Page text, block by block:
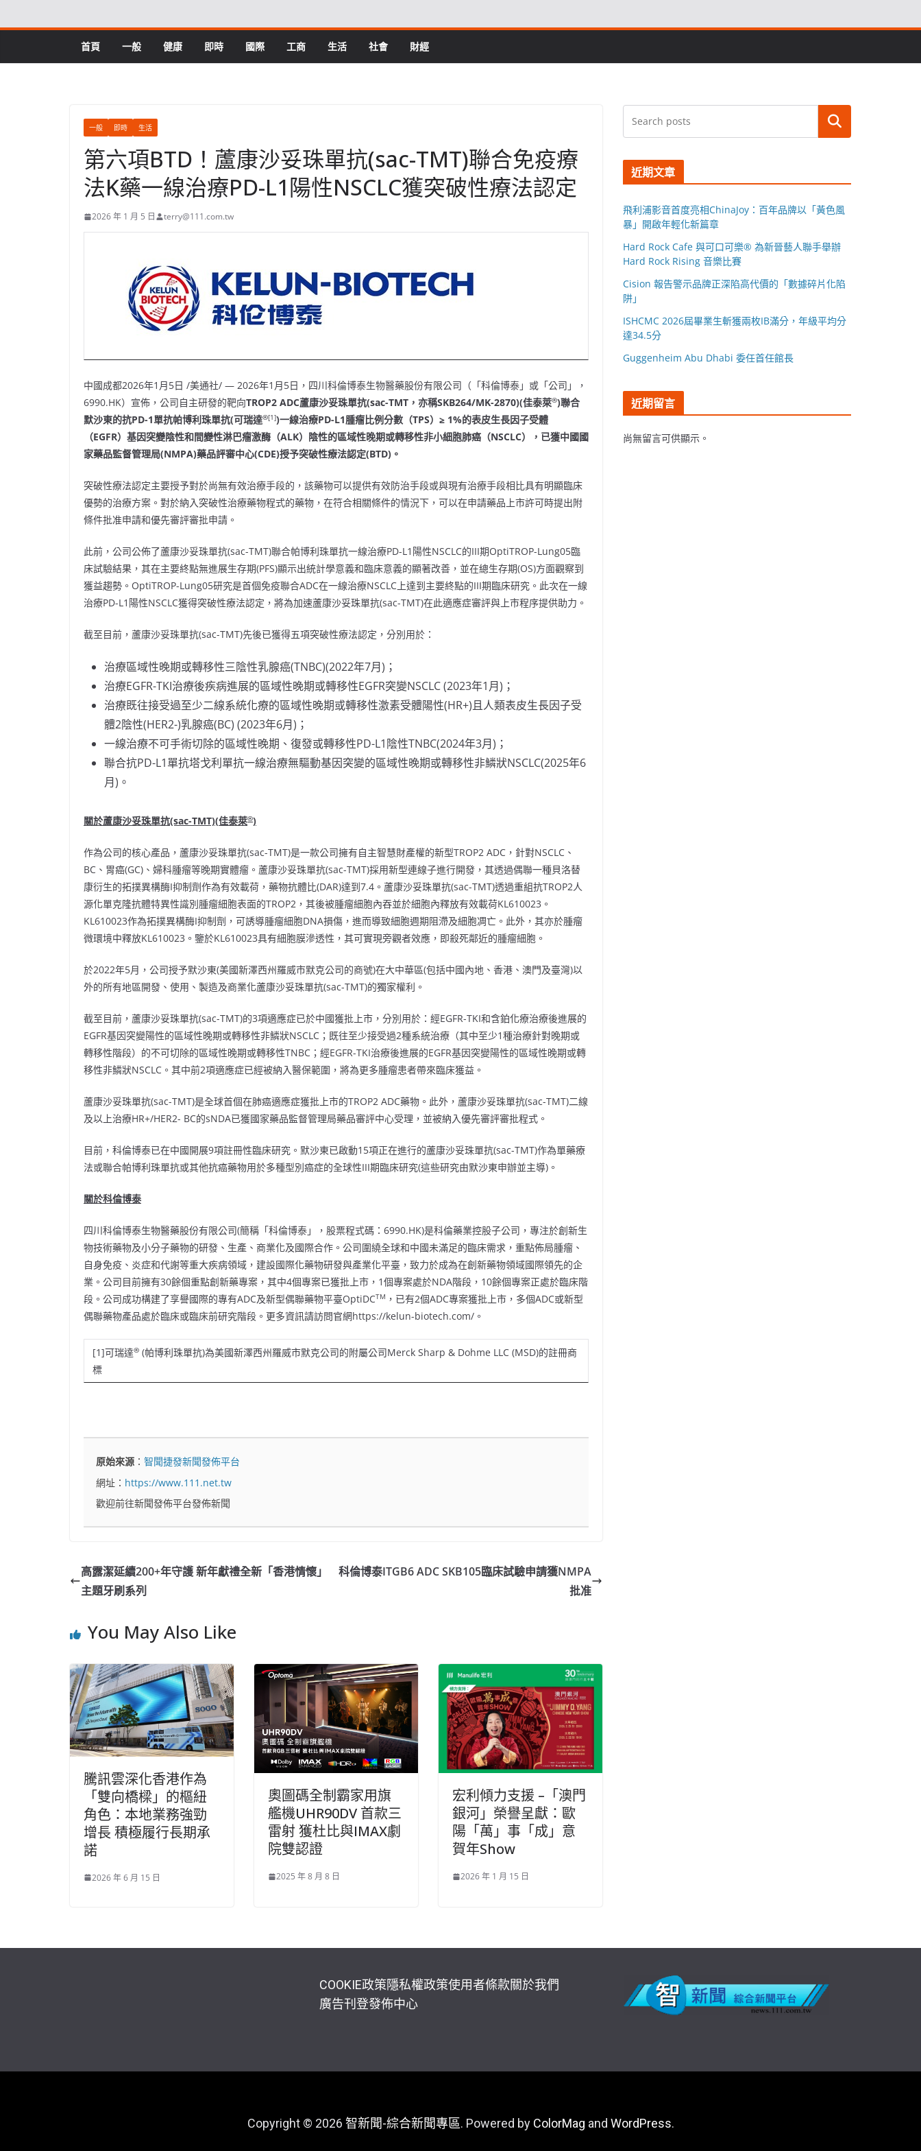
to
首頁 一般 健康 即時 國際 工商 生活 社會 財經
一般 即時 生活
第六項BTD！蘆康沙妥珠單抗(sac-TMT)聯合免疫療
法K藥一線治療PD-L1陽性NSCLC獲突破性療法認定
2026 年 1 月 5 日 terry@111.com.tw
中國成都2026年1月5日 /美通社/ — 2026年1月5日，四川科倫博泰生物醫藥股份有限公司（「科倫博泰」或「公司」，
6990.HK）宣佈，公司自主研發的靶向TROP2 ADC蘆康沙妥珠單抗(sac-TMT ，亦稱SKB264/MK-2870)(佳泰萊®)聯合
默沙東的抗PD-1單抗帕博利珠單抗(可瑞達®[1])一線治療PD-L1腫瘤比例分數（TPS）≥ 1%的表皮生長因子受體
（EGFR）基因突變陰性和間變性淋巴瘤激酶（ALK）陰性的區域性晚期或轉移性非小細胞肺癌（NSCLC），已獲中國國
家藥品監督管理局(NMPA)藥品評審中心(CDE)授予突破性療法認定(BTD) 。
突破性療法認定主要授予對於尚無有效治療手段的，該藥物可以提供有效防治手段或與現有治療手段相比具有明顯臨床
優勢的治療方案。對於納入突破性治療藥物程式的藥物，在符合相關條件的情況下，可以在申請藥品上市許可時提出附
條件批准申請和優先審評審批申請。
此前，公司公佈了蘆康沙妥珠單抗(sac-TMT)聯合帕博利珠單抗一線治療PD-L1陽性NSCLC的III期OptiTROP-Lung05臨
床試驗結果，其在主要終點無進展生存期(PFS)顯示出統計學意義和臨床意義的顯著改善，並在總生存期(OS)方面觀察到
獲益趨勢。OptiTROP-Lung05研究是首個免疫聯合ADC在一線治療NSCLC上達到主要終點的III期臨床研究。此次在一線
治療PD-L1陽性NSCLC獲得突破性療法認定，將為加速蘆康沙妥珠單抗(sac-TMT)在此適應症審評與上市程序提供助力。
截至目前，蘆康沙妥珠單抗(sac-TMT)先後已獲得五項突破性療法認定，分別用於：
治療區域性晚期或轉移性三陰性乳腺癌(TNBC)(2022年7月)；
治療EGFR-TKI治療後疾病進展的區域性晚期或轉移性EGFR突變NSCLC (2023年1月)；
治療既往接受過至少二線系統化療的區域性晚期或轉移性激素受體陽性(HR+)且人類表皮生長因子受
體2陰性(HER2-)乳腺癌(BC) (2023年6月)；
一線治療不可手術切除的區域性晚期、復發或轉移性PD-L1陰性TNBC(2024年3月)；
聯合抗PD-L1單抗塔戈利單抗一線治療無驅動基因突變的區域性晚期或轉移性非鱗狀NSCLC(2025年6
月)。
關於蘆康沙妥珠單抗(sac-TMT)(佳泰萊®)
作為公司的核心產品，蘆康沙妥珠單抗(sac-TMT)是一款公司擁有自主智慧財產權的新型TROP2 ADC，針對NSCLC、
BC、胃癌(GC)、婦科腫瘤等晚期實體瘤。蘆康沙妥珠單抗(sac-TMT)採用新型連線子進行開發，其透過偶聯一種貝洛替
康衍生的拓撲異構酶I抑制劑作為有效載荷，藥物抗體比(DAR)達到7.4。蘆康沙妥珠單抗(sac-TMT)透過重組抗TROP2人
源化單克隆抗體特異性識別腫瘤細胞表面的TROP2，其後被腫瘤細胞內吞並於細胞內釋放有效載荷KL610023。
KL610023作為拓撲異構酶I抑制劑，可誘導腫瘤細胞DNA損傷，進而導致細胞週期阻滯及細胞凋亡。此外，其亦於腫瘤
微環境中釋放KL610023。鑒於KL610023具有細胞膜滲透性，其可實現旁觀者效應，即殺死鄰近的腫瘤細胞。
於2022年5月，公司授予默沙東(美國新澤西州羅威市默克公司的商號)在大中華區(包括中國內地、香港、澳門及臺灣)以
外的所有地區開發、使用、製造及商業化蘆康沙妥珠單抗(sac-TMT)的獨家權利。
截至目前，蘆康沙妥珠單抗(sac-TMT)的3項適應症已於中國獲批上市，分別用於：經EGFR-TKI和含鉑化療治療後進展的
EGFR基因突變陽性的區域性晚期或轉移性非鱗狀NSCLC；既往至少接受過2種系統治療（其中至少1種治療針對晚期或
轉移性階段）的不可切除的區域性晚期或轉移性TNBC；經EGFR-TKI治療後進展的EGFR基因突變陽性的區域性晚期或轉
移性非鱗狀NSCLC。其中前2項適應症已經被納入醫保範圍，將為更多腫瘤患者帶來臨床獲益。
蘆康沙妥珠單抗(sac-TMT)是全球首個在肺癌適應症獲批上市的TROP2 ADC藥物。此外，蘆康沙妥珠單抗(sac-TMT)二線
及以上治療HR+/HER2- BC的sNDA已獲國家藥品監督管理局藥品審評中心受理，並被納入優先審評審批程式。
目前，科倫博泰已在中國開展9項註冊性臨床研究。默沙東已啟動15項正在進行的蘆康沙妥珠單抗(sac-TMT)作為單藥療
法或聯合帕博利珠單抗或其他抗癌藥物用於多種型別癌症的全球性III期臨床研究(這些研究由默沙東申辦並主導)。
關於科倫博泰
四川科倫博泰生物醫藥股份有限公司(簡稱「科倫博泰」，股票程式碼：6990.HK)是科倫藥業控股子公司，專注於創新生
物技術藥物及小分子藥物的研發、生產、商業化及國際合作。公司圍繞全球和中國未滿足的臨床需求，重點佈局腫瘤、
自身免疫、炎症和代謝等重大疾病領域，建設國際化藥物研發與產業化平臺，致力於成為在創新藥物領域國際領先的企
業。公司目前擁有30餘個重點創新藥專案，其中4個專案已獲批上市，1個專案處於NDA階段，10餘個專案正處於臨床階
段。公司成功構建了享譽國際的專有ADC及新型偶聯藥物平臺OptiDCTM ，已有2個ADC專案獲批上市，多個ADC或新型
偶聯藥物產品處於臨床或臨床前研究階段。更多資訊請訪問官網https://kelun-biotech.com/。
[1]可瑞達® (帕博利珠單抗)為美國新澤西州羅威市默克公司的附屬公司Merck Sharp & Dohme LLC (MSD)的註冊商
標
原始來源 ：智聞捷發新聞發佈平台
網址： https://www.111.net.tw
歡迎前往新聞發佈平台發佈新聞
高露潔延續200+年守護 新年獻禮全新「香港情懷」
主題牙刷系列
科倫博泰ITGB6 ADC SKB105臨床試驗申請獲NMPA
批准
You May Also Like
騰訊雲深化香港作為
「雙向橋樑」的樞紐
角色：本地業務強勁
增長 積極履行長期承
諾
2026 年 6 月 15 日
奧圖碼全制霸家用旗
艦機UHR90DV 首款三
雷射 獲杜比與IMAX劇
院雙認證
2025 年 8 月 8 日
宏利傾力支援 –「澳門
銀河」榮譽呈獻：歐
陽「萬」事「成」意
賀年Show
2026 年 1 月 15 日
搜尋
近期文章
飛利浦影音首度亮相ChinaJoy：百年品牌以「黃色風
暴」開啟年輕化新篇章
Hard Rock Cafe 與可口可樂® 為新晉藝人聯手舉辦
Hard Rock Rising 音樂比賽
Cision 報告警示品牌正深陷高代價的「數據碎片化陷
阱」
ISHCMC 2026屆畢業生斬獲兩枚IB滿分，年級平均分
達34.5分
Guggenheim Abu Dhabi 委任首任館長
近期留言
尚無留言可供顯示。
COOKIE政策隱私權政策使用者條款關於我們
廣告刊登發佈中心
Copyright © 2026 智新聞-綜合新聞專區. Powered by ColorMag and WordPress.